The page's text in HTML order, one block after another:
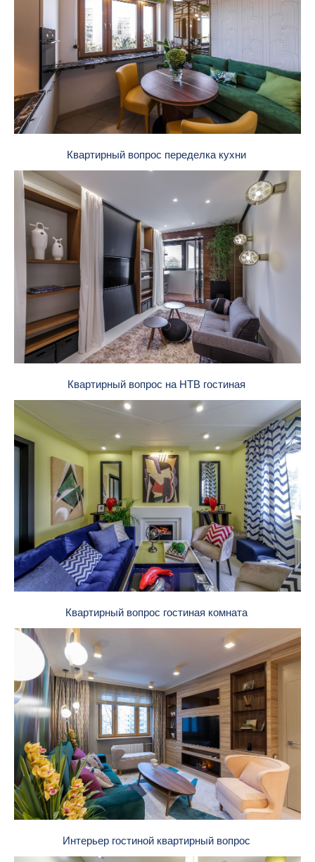
Квартирный вопрос переделка кухни
Квартирный вопрос на НТВ гостиная
Квартирный вопрос гостиная комната
Интерьер гостиной квартирный вопрос